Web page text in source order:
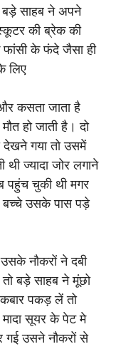
बड़े साहब ने अपने
की ब्रेक की
फांसी के फंदे जैसा ही
लिए
कसता जाता है
हो जाती है। दो
गया तो उसमें
थी ज्यादा जोर लगाने
पहुंच चुकी थी मगर
उसके पास पड़े
नौकरों ने दबी
बड़े साहब ने मूंछो
पकड़ लें तो
मादा सूयर के पेट मे
गई उसने नौकरों से